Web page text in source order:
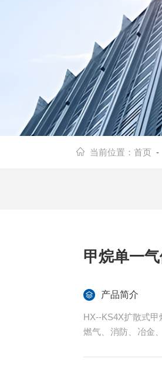
当前位置： 首页 -
产品简介
HX--KS4X扩散式
燃气、消防、冶金